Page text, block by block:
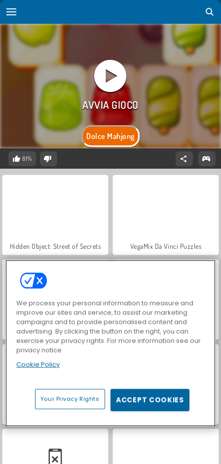
Dolce Mahjong
81%
Hidden Object: Street of Secrets VegaMix Da Vinci Puzzles
Casino World ASMR Makeover & Makeup Studio
We process your personal information to measure and
improve our sites and service, to assist our marketing
campaigns and to provide personalised content and
advertising. By clicking the button on the right, you can
exercise your privacy rights. For more information see our
privacy notice
Cookie Policy
Your Privacy Rights ACCEPT COOKIES